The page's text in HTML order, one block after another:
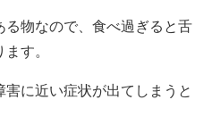
る物なので、食べ過ぎると舌
す。
に近い症状が出てしまうと